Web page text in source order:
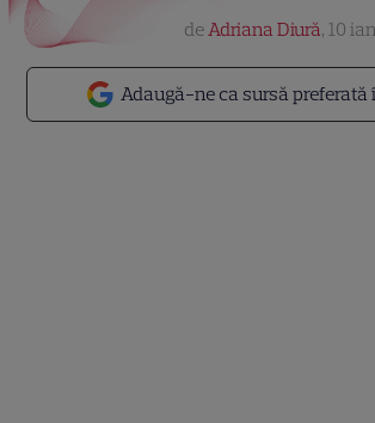
Adaugă-ne ca sursă preferată
deAdriana Diură, 10